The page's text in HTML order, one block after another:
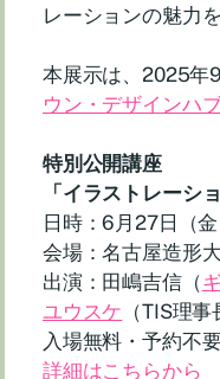
レーションの魅力
本展示は、2025年
ウン・デザインハ
特別公開講座
「イラストレーシ
日時：6月27日（
会場：名古屋造形
出演：田嶋吉信（
ユウスケ （TIS理事
入場無料・予約不
詳細はこちらから